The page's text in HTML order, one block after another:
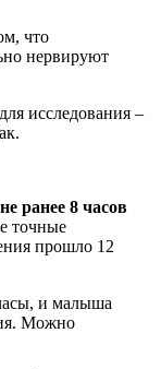
что
нервируют
исследования –
не ранее 8 часов
точные
прошло 12
и малыша
Можно